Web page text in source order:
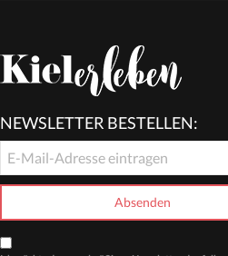
NEWSLETTER BESTELLEN: